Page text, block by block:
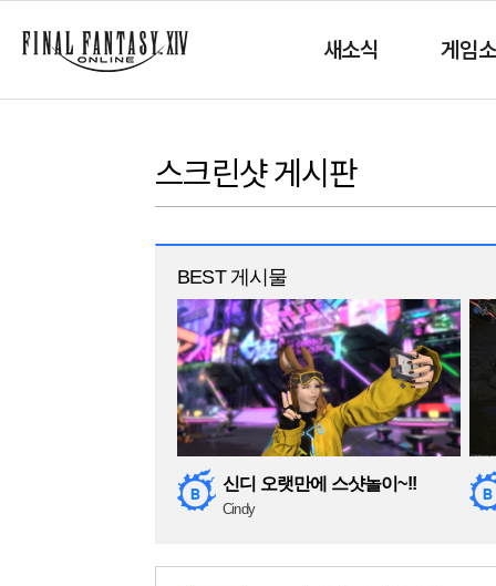
새소식 게임
스크린샷 게시판
BEST 게시물
신디 오랫만에 스샷놀이~!!
Cindy